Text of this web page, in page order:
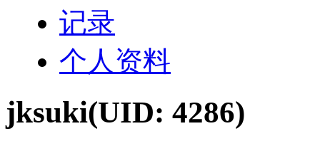
记录
个人资料
jksuki(UID: 4286)